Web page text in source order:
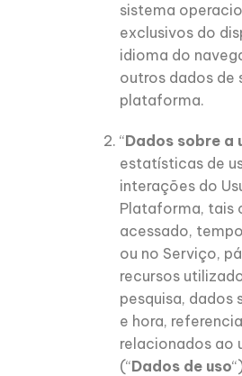
sistema
exclusivos do
idioma do
outros dados de
plataforma.
“Dados sobre a
estatísticas de
interações do
Plataforma, tais
acessado,
ou no Serviço,
recursos
pesquisa, dados
e hora,
relacionados ao
(“Dados de uso